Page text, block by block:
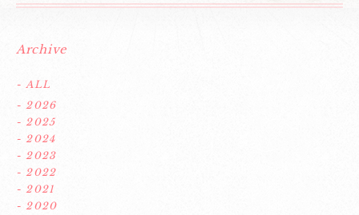
Archive
- ALL
- 2026
- 2025
- 2024
- 2023
- 2022
- 2021
- 2020